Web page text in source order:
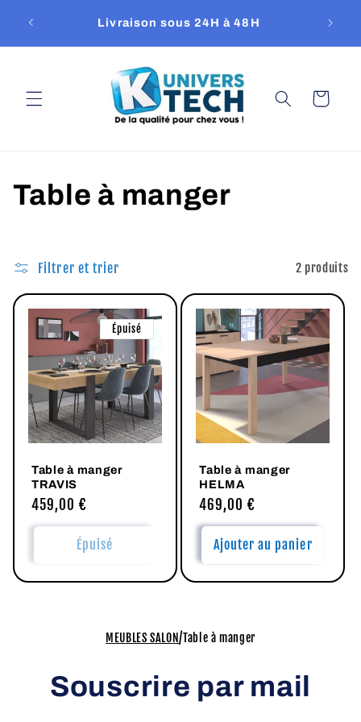
passer
contenu
Livraison sous 24H à 48H
Panier
C
l
l
c
n
Table à manger
Filtrer et trier 2 produits
Épuisé
Table à manger
TRAVIS
Prix
habituel
459,00 €
Épuisé
Table à manger
HELMA
Prix
habituel
469,00 €
Ajouter au panier
MEUBLES SALON/Table à manger
Souscrire par mail